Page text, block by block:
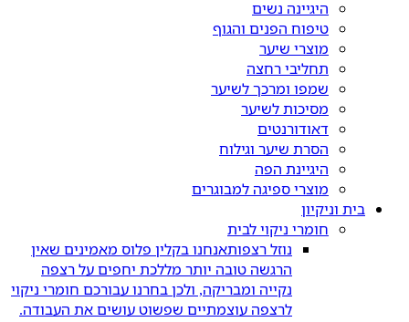
היגיינה נשים
טיפוח הפנים והגוף
מוצרי שיער
תחליבי רחצה
שמפו ומרכך לשיער
מסיכות לשיער
דאודורנטים
הסרת שיער וגילוח
היגיינת הפה
מוצרי ספיגה למבוגרים
בית וניקיון
חומרי ניקוי לבית
נוזל רצפותאנחנו בקלין פלוס מאמינים שאין
הרגשה טובה יותר מללכת יחפים על רצפה
נקייה ומבריקה, ולכן בחרנו עבורכם חומרי ניקוי
לרצפה עוצמתיים שפשוט עושים את העבודה.